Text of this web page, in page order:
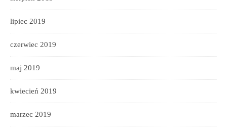
lipiec 2019
czerwiec 2019
maj 2019
kwiecień 2019
marzec 2019